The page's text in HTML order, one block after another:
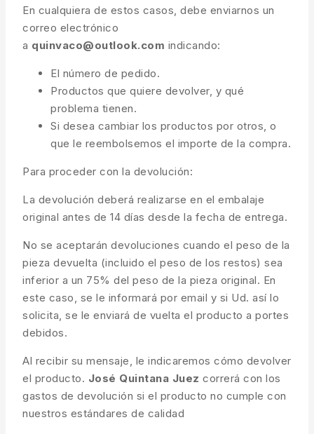
En cualquiera de estos casos, debe enviarnos un
correo electrónico
a quinvaco@outlook.com indicando:
El número de pedido.
Productos que quiere devolver, y qué
problema tienen.
Si desea cambiar los productos por otros, o
que le reembolsemos el importe de la compra.
Para proceder con la devolución:
La devolución deberá realizarse en el embalaje
original antes de 14 días desde la fecha de entrega.
No se aceptarán devoluciones cuando el peso de la
pieza devuelta (incluido el peso de los restos) sea
inferior a un 75% del peso de la pieza original. En
este caso, se le informará por email y si Ud. así lo
solicita, se le enviará de vuelta el producto a portes
debidos.
Al recibir su mensaje, le indicaremos cómo devolver
el producto. José Quintana Juez correrá con los
gastos de devolución si el producto no cumple con
nuestros estándares de calidad